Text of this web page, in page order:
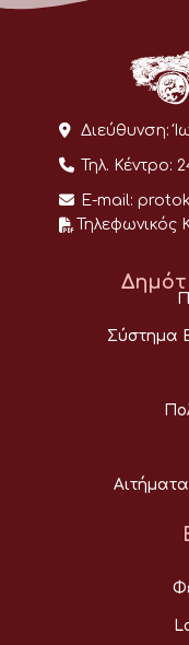
Διεύθυνση:
Τηλ. Κέντρο:
E-mail:
Τηλεφωνικός
Σύστημα